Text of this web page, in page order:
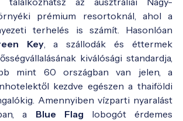
prémium resortoknál, ahol a
terhelés is számít. Hasonlóan
Key, a szállodák és éttermek
kiválósági standardja,
mint 60 országban van jelen, a
kezdve egészen a thaiföldi
Amennyiben vízparti nyaralást
a Blue Flag lobogót érdemes